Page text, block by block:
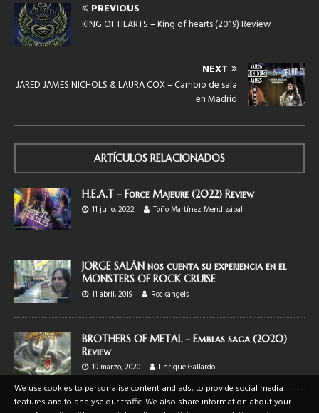
PREVIOUS
KING OF HEARTS – King of hearts (2019) Review
NEXT
JARED JAMES NICHOLS & LAURA COX – Cambio de sala
en Madrid
ARTÍCULOS RELACIONADOS
H.E.A.T – Force Majeure (2022) Review
11 julio, 2022
Toño Martínez Mendizábal
JORGE SALÁN nos cuenta su experiencia en el
MONSTERS OF ROCK CRUISE
11 abril, 2019
Rockangels
BROTHERS OF METAL – Emblas saga (2020)
Review
19 marzo, 2020
Enrique Gallardo
We use cookies to personalise content and ads, to provide social media
features and to analyse our traffic. We also share information about your